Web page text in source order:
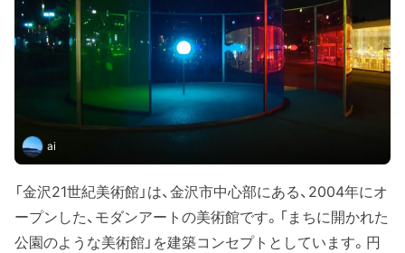
ai
「金沢21世紀美術館」は、金沢市中心部にある、2004年にオ
ープンした、モダンアートの美術館です。「まちに開かれた
公園のような美術館」を建築コンセプトとしています。円